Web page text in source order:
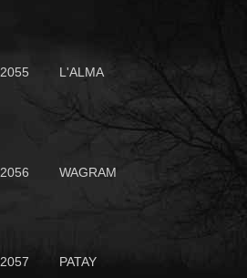
2055 L'ALMA
2056 WAGRAM
2057 PATAY